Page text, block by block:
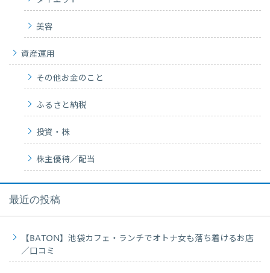
美容
資産運用
その他お金のこと
ふるさと納税
投資・株
株主優待／配当
最近の投稿
【BATON】池袋カフェ・ランチでオトナ女も落ち着けるお店
／口コミ